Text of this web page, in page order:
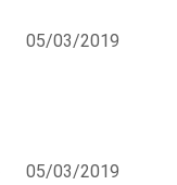
05/03/2019
05/03/2019